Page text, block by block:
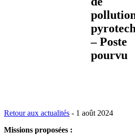
– Poste
pourvu
Retour aux actualités - 1 août 2024
Missions proposées :